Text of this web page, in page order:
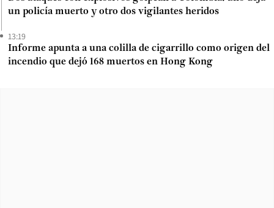
un policía muerto y otro dos vigilantes heridos
13:19
Informe apunta a una colilla de cigarrillo como origen del
incendio que dejó 168 muertos en Hong Kong